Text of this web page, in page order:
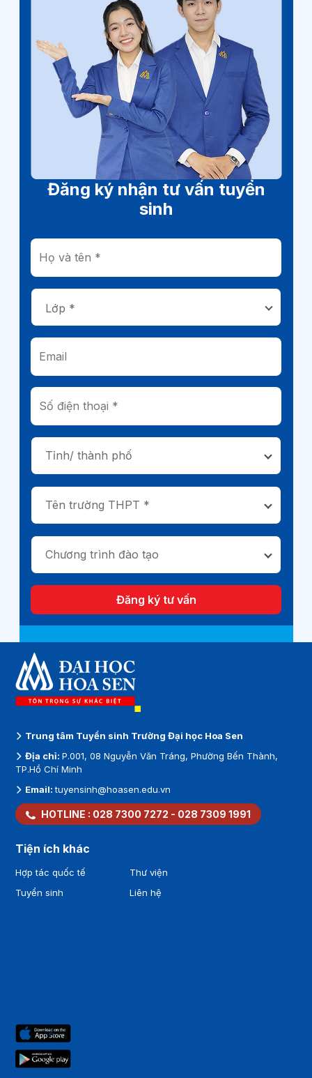
Đăng ký nhận tư vấn tuyển
sinh
Tỉnh/ thành phố
Tên trường THPT *
Chương trình đào tạo
Đăng ký tư vấn
Trung tâm Tuyển sinh Trường Đại học Hoa Sen
Địa chỉ:P.001, 08 Nguyễn Văn Tráng, Phường Bến Thành,
TP.Hồ Chí Minh
Email:tuyensinh@hoasen.edu.vn
HOTLINE : 028 7300 7272 - 028 7309 1991
Tiện ích khác
Hợp tác quốc tế
Tuyển sinh
Thư viện
Liên hệ